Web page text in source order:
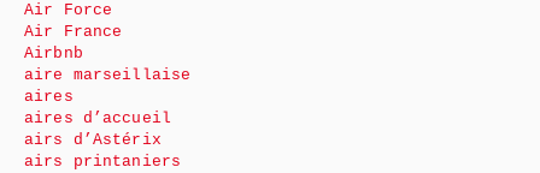
Air Force
Air France
Airbnb
aire marseillaise
aires
aires d’accueil
airs d’Astérix
airs printaniers